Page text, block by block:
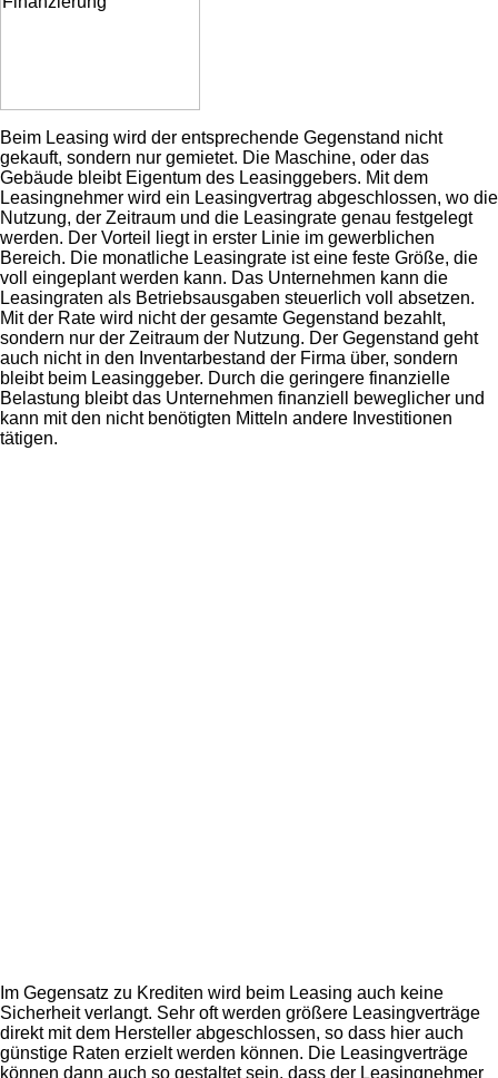
Beim Leasing wird der entsprechende Gegenstand nicht
gekauft, sondern nur gemietet. Die Maschine, oder das
Gebäude bleibt Eigentum des Leasinggebers. Mit dem
Leasingnehmer wird ein Leasingvertrag abgeschlossen, wo die
Nutzung, der Zeitraum und die Leasingrate genau festgelegt
werden. Der Vorteil liegt in erster Linie im gewerblichen
Bereich. Die monatliche Leasingrate ist eine feste Größe, die
voll eingeplant werden kann. Das Unternehmen kann die
Leasingraten als Betriebsausgaben steuerlich voll absetzen.
Mit der Rate wird nicht der gesamte Gegenstand bezahlt,
sondern nur der Zeitraum der Nutzung. Der Gegenstand geht
auch nicht in den Inventarbestand der Firma über, sondern
bleibt beim Leasinggeber. Durch die geringere finanzielle
Belastung bleibt das Unternehmen finanziell beweglicher und
kann mit den nicht benötigten Mitteln andere Investitionen
tätigen.
Im Gegensatz zu Krediten wird beim Leasing auch keine
Sicherheit verlangt. Sehr oft werden größere Leasingverträge
direkt mit dem Hersteller abgeschlossen, so dass hier auch
günstige Raten erzielt werden können. Die Leasingverträge
können dann auch so gestaltet sein, dass der Leasingnehmer